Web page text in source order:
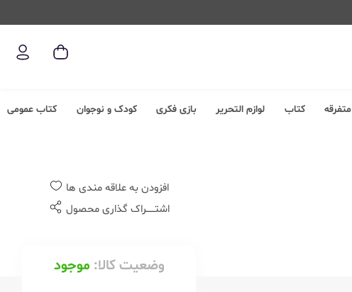
متفرقه کتاب لوازم التحریر بازی فکری کودک و نوجوان کتاب عمومی
افزودن به علاقه مندی ها
اشتــــــراک گذاری محصول
وضعیت کالا: موجود